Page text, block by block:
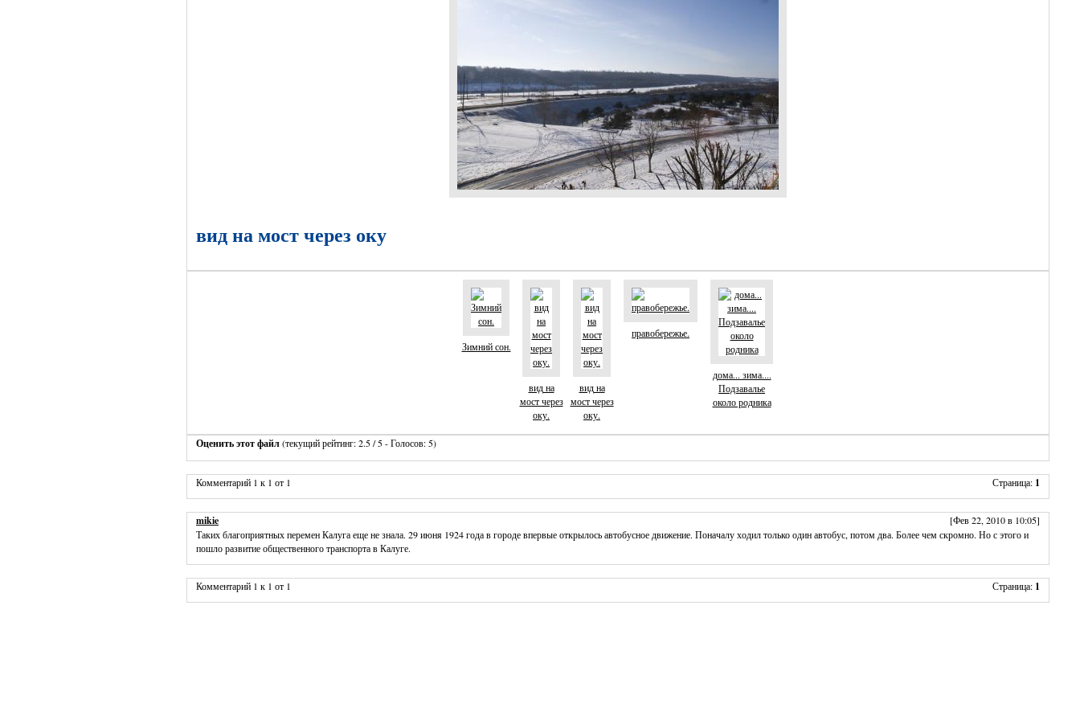
вид на мост через оку
Зимний сон.
вид на
мост через
оку.
вид на
мост через
оку.
правобережье.
дома... зима....
Подзавалье
около родника
Оценить этот файл(текущий рейтинг: 2.5 / 5 - Голосов: 5)
Комментарий 1 к 1 от 1 Страница: 1
mikie
[Фев 22, 2010 в 10:05]
Таких благоприятных перемен Калуга еще не знала. 29 июня 1924 года в городе впервые открылось автобусное движение. Поначалу ходил только один автобус, потом два. Более чем скромно. Но с этого и
пошло развитие общественного транспорта в Калуге.
Комментарий 1 к 1 от 1 Страница: 1